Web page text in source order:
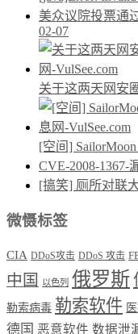
美众议院投票通
02-07
关于这两天网安
[空间]
CVE-2008-1367-
[搞笑] 厕所对联
微慑标签
CIA DDoS攻击 DDoS 攻击
中国 以色列 俄罗斯
勒索病毒 勒索软件
德国 恶意软件 数据泄